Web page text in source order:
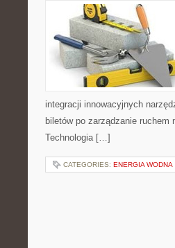
integracji innowacyjnych
biletów po zarządzanie
Technologia […]
CATEGORIES: ENERGIA WODNA